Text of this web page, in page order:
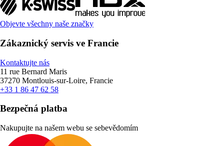
Objevte všechny naše značky
Zákaznický servis ve Francie
Kontaktujte nás
11 rue Bernard Maris
37270 Montlouis-sur-Loire, Francie
+33 1 86 47 62 58
Bezpečná platba
Nakupujte na našem webu se sebevědomím